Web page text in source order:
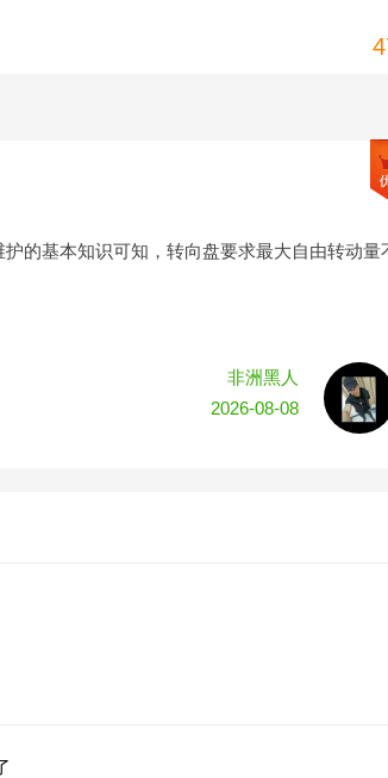
的基本知识可知，转向盘要求最大自由转动量
非洲黑人
2026-08-08